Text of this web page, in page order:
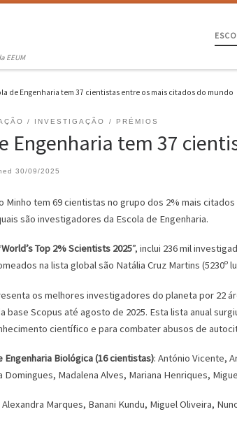
EEUM
de Engenharia tem 37 cientistas entre os mais citados do mundo
INVESTIGAÇÃO PRÉMIOS
Engenharia tem 37
30/09/2025
Minho tem 69 cientistas no grupo dos 2% mais
são investigadores da Escola de Engenharia.
World’s Top 2% Scientists 2025”, inclui 236 mil
na lista global são Natália Cruz Martins (5230º
os melhores investigadores do planeta por 22
base Scopus até agosto de 2025. Esta lista anual
científico e para combater abusos de
Engenharia Biológica (16 cientistas): António Vicente,
Domingues, Madalena Alves, Mariana Henriques,
Alexandra Marques, Banani Kundu, Miguel Oliveira,